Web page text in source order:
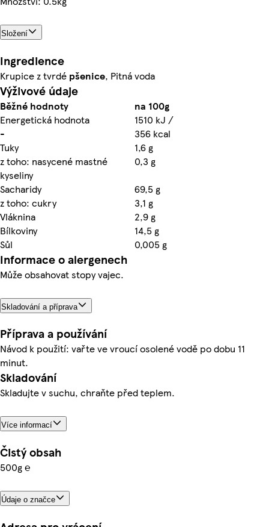
Složení
Ingredience
Krupice z tvrdé pšenice, Pitná voda
Výživové údaje
Běžné hodnoty
na 100g
Energetická hodnota
1510 kJ /
-
356 kcal
Tuky
1,6 g
z toho: nasycené mastné
kyseliny
0,3 g
Sacharidy
69,5 g
z toho: cukry
3,1 g
Vláknina
2,9 g
Bílkoviny
14,5 g
Sůl
0,005 g
Informace o alergenech
Může obsahovat stopy vajec.
Skladování a příprava
Příprava a používání
Návod k použití: vařte ve vroucí osolené vodě po dobu 11
minut.
Skladování
Skladujte v suchu, chraňte před teplem.
Více informací
Čistý obsah
500g ℮
Údaje o značce